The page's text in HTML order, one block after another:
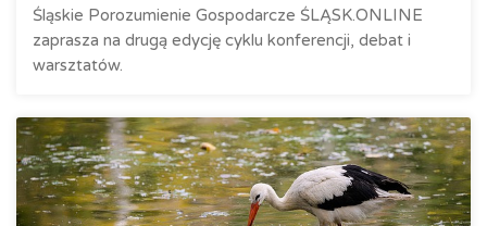
Śląskie Porozumienie Gospodarcze ŚLĄSK.ONLINE
zaprasza na drugą edycję cyklu konferencji, debat i
warsztatów.